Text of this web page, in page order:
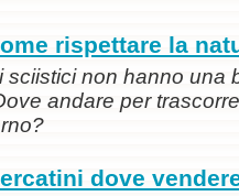
rispettare la
sciistici non hanno una
andare per
dove